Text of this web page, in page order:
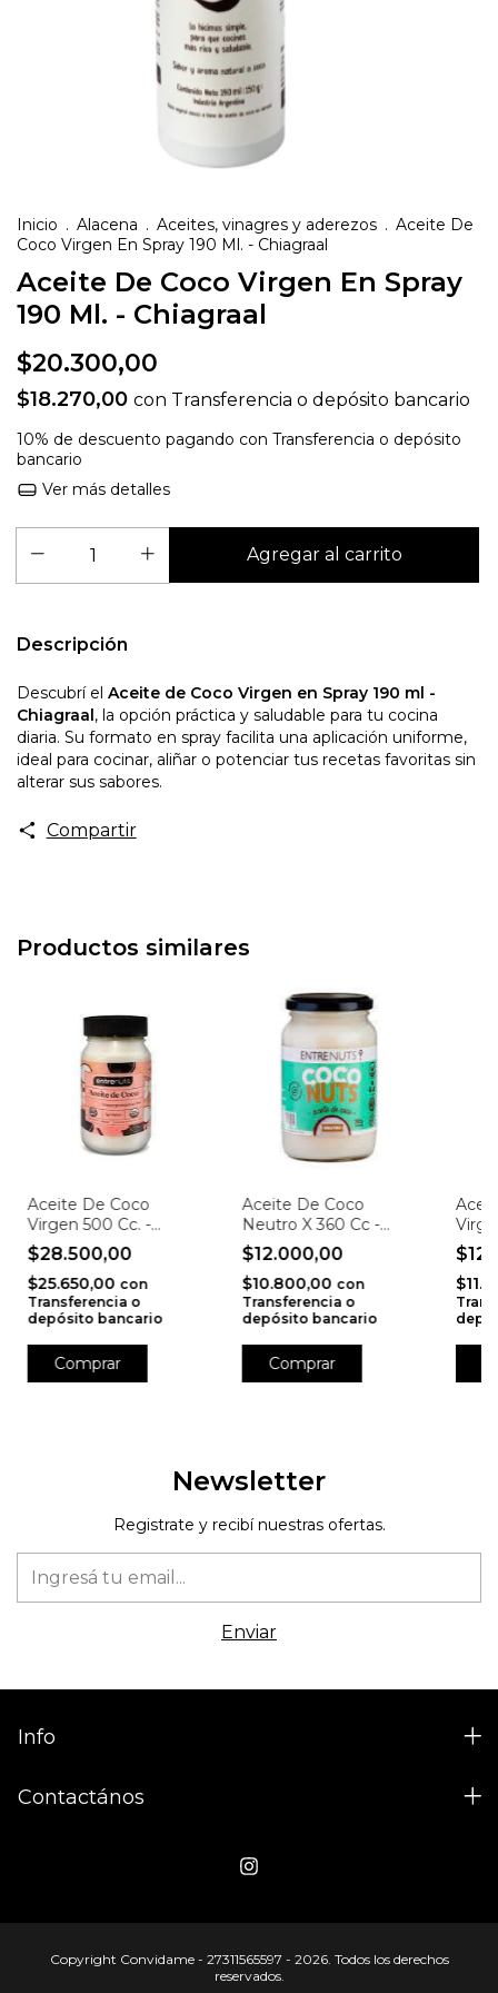
Inicio . Alacena . Aceites, vinagres y aderezos . Aceite De
Coco Virgen En Spray 190 Ml. - Chiagraal
Aceite De Coco Virgen En Spray
190 Ml. - Chiagraal
$20.300,00
$18.270,00 con Transferencia o depósito bancario
10% de descuento pagando con Transferencia o depósito
bancario
Ver más detalles
Descripción
Descubrí el Aceite de Coco Virgen en Spray 190 ml -
Chiagraal, la opción práctica y saludable para tu cocina
diaria. Su formato en spray facilita una aplicación uniforme,
ideal para cocinar, aliñar o potenciar tus recetas favoritas sin
alterar sus sabores.
Compartir
Productos similares
Aceite De Coco
Virgen 500 Cc. -
Entrenuts
$28.500,00
$25.650,00 con
Transferencia o
depósito bancario
Aceite De Coco
Neutro X 360 Cc -
Entrenuts
$12.000,00
$10.800,00 con
Transferencia o
depósito bancario
Newsletter
Registrate y recibí nuestras ofertas.
Info
Contactános
Copyright Convidame - 27311565597 - 2026. Todos los derechos
reservados.